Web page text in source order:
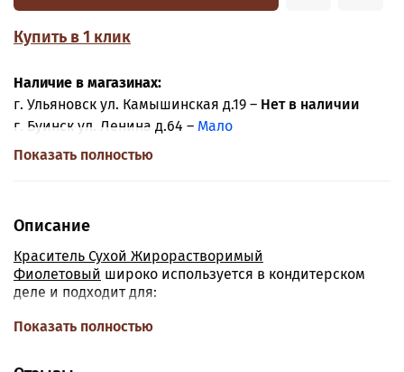
Купить в 1 клик
Наличие в магазинах:
г. Ульяновск ул. Камышинская д.19 – Нет в наличии
г. Буинск ул. Ленина д.64 – Мало
Показать полностью
Описание
Краситель Сухой Жирорастворимый
Фиолетовый широко используется в кондитерском
деле и подходит для:
-Шоколада
Показать полностью